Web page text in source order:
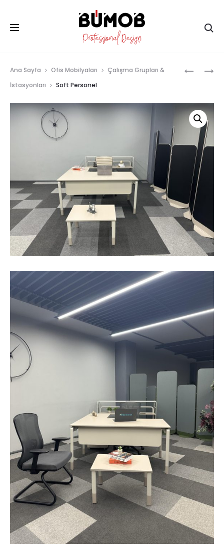
TREND
Ana Sayfa Ofis Mobilyaları
Çalışma Grupları &
İstasyonları
Soft Personel